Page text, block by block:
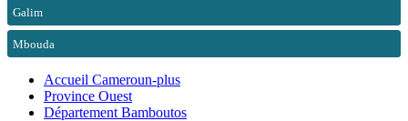
Galim
Mbouda
Accueil Cameroun-plus
Province Ouest
Département Bamboutos